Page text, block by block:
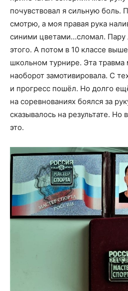
почувствовал я сильную боль.
смотрю, а моя правая рука
синими цветами…сломал. Пару
этого. А потом в 10 классе
школьном турнире. Эта травма
наоборот замотивировала. С
и прогресс пошёл. Но долго
на соревнованиях боялся за
сказывалось на результате. Но
это.